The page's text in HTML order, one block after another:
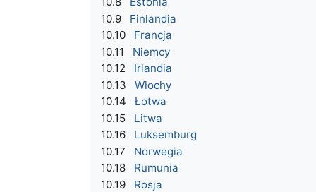
10.9
Finlandia
10.10
Francja
10.11
Niemcy
10.12
Irlandia
10.13
Włochy
10.14
Łotwa
10.15
Litwa
10.16
Luksemburg
10.17
Norwegia
10.18
Rumunia
10.19
Rosja